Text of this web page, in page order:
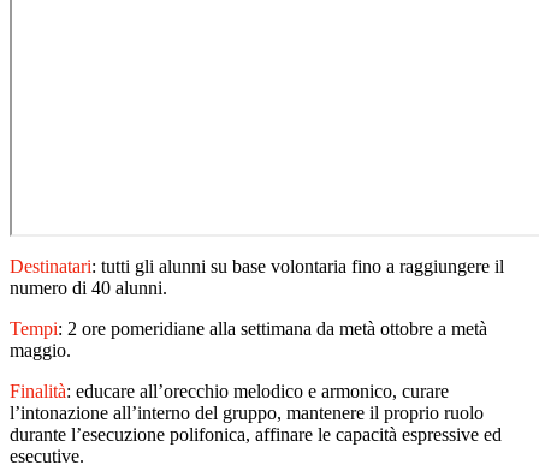
Destinatari: tutti gli alunni su base volontaria fino a raggiungere il
numero di 40 alunni.
Tempi: 2 ore pomeridiane alla settimana da metà ottobre a metà
maggio.
Finalità: educare all’orecchio melodico e armonico, curare
l’intonazione all’interno del gruppo, mantenere il proprio ruolo
durante l’esecuzione polifonica, affinare le capacità espressive ed
esecutive.